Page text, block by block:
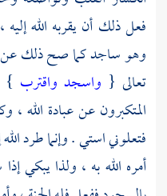
فعل ذلك أن يقربه الله
وهو ساجد كما صح ذلك عن
تعالى { واسجد واقترب }
المتكبرون عن عبادة الله
فتعلوني استي . وإنما طرد
أمره الله به ، ولذا يبكي